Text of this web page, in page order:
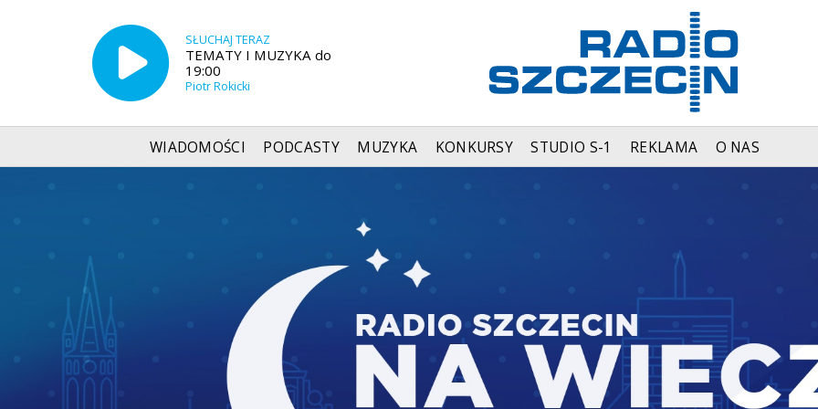
SŁUCHAJ TERAZ
TEMATY I MUZYKA do
19:00
Piotr Rokicki
WIADOMOŚCI PODCASTY MUZYKA KONKURSY STUDIO S-1 REKLAMA O NAS